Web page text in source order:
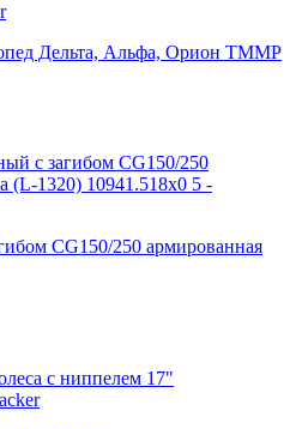
Дельта, Альфа, Орион TMMP
CG150/250 армированная